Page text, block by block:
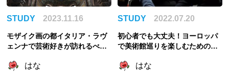
STUDY 2023.11.16
モザイク画の都イタリア・ラヴ
ェンナで芸術好きが訪れるべき
はな
STUDY 2022.07.20
初心者でも大丈夫！ヨーロッパ
で美術館巡りを楽しむためのコ
はな